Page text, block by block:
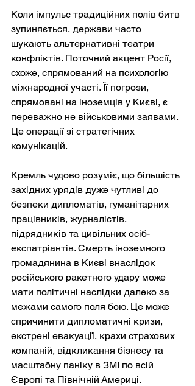
Коли імпульс традиційних полів битв
зупиняється, держави часто
шукають альтернативні театри
конфліктів. Поточний акцент Росії,
схоже, спрямований на психологію
міжнародної участі. Її погрози,
спрямовані на іноземців у Києві, є
переважно не військовими заявами.
Це операції зі стратегічних
комунікацій.
Кремль чудово розуміє, що більшість
західних урядів дуже чутливі до
безпеки дипломатів, гуманітарних
працівників, журналістів,
підрядників та цивільних осіб-
експатріантів. Смерть іноземного
громадянина в Києві внаслідок
російського ракетного удару може
мати політичні наслідки далеко за
межами самого поля бою. Це може
спричинити дипломатичні кризи,
екстрені евакуації, крахи страхових
компаній, відкликання бізнесу та
масштабну паніку в ЗМІ по всій
Європі та Північній Америці.